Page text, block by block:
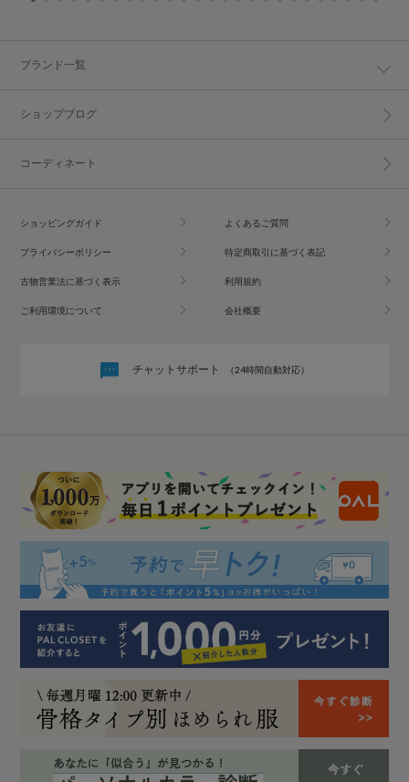
ブランド一覧
ショップブログ
コーディネート
ショッピングガイド よくあるご質問
プライバシーポリシー 特定商取引に基づく表記
古物営業法に基づく表示 利用規約
ご利用環境について 会社概要
チャットサポート （24時間自動対応）